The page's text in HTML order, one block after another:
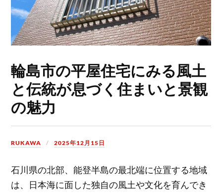
輪島市の平屋住宅にみる風土
と伝統が息づく住まいと景観
の魅力
RUKAWA 2025年12月15日
石川県の北部、能登半島の最北端に位置する地域
は、日本海に面した独自の風土や文化を育んでき